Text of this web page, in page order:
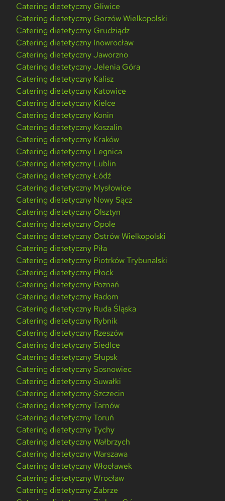
Catering dietetyczny Gliwice
Catering dietetyczny Gorzów Wielkopolski
Catering dietetyczny Grudziądz
Catering dietetyczny Inowrocław
Catering dietetyczny Jaworzno
Catering dietetyczny Jelenia Góra
Catering dietetyczny Kalisz
Catering dietetyczny Katowice
Catering dietetyczny Kielce
Catering dietetyczny Konin
Catering dietetyczny Koszalin
Catering dietetyczny Kraków
Catering dietetyczny Legnica
Catering dietetyczny Lublin
Catering dietetyczny Łódź
Catering dietetyczny Mysłowice
Catering dietetyczny Nowy Sącz
Catering dietetyczny Olsztyn
Catering dietetyczny Opole
Catering dietetyczny Ostrów Wielkopolski
Catering dietetyczny Piła
Catering dietetyczny Piotrków Trybunalski
Catering dietetyczny Płock
Catering dietetyczny Poznań
Catering dietetyczny Radom
Catering dietetyczny Ruda Śląska
Catering dietetyczny Rybnik
Catering dietetyczny Rzeszów
Catering dietetyczny Siedlce
Catering dietetyczny Słupsk
Catering dietetyczny Sosnowiec
Catering dietetyczny Suwałki
Catering dietetyczny Szczecin
Catering dietetyczny Tarnów
Catering dietetyczny Toruń
Catering dietetyczny Tychy
Catering dietetyczny Wałbrzych
Catering dietetyczny Warszawa
Catering dietetyczny Włocławek
Catering dietetyczny Wrocław
Catering dietetyczny Zabrze